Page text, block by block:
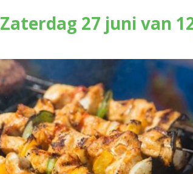
Zaterdag 27 juni van